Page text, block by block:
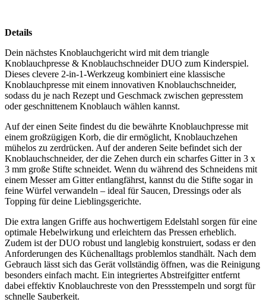
Details
Dein nächstes Knoblauchgericht wird mit dem triangle
Knoblauchpresse & Knoblauchschneider DUO zum Kinderspiel.
Dieses clevere 2-in-1-Werkzeug kombiniert eine klassische
Knoblauchpresse mit einem innovativen Knoblauchschneider,
sodass du je nach Rezept und Geschmack zwischen gepresstem
oder geschnittenem Knoblauch wählen kannst.
Auf der einen Seite findest du die bewährte Knoblauchpresse mit
einem großzügigen Korb, die dir ermöglicht, Knoblauchzehen
mühelos zu zerdrücken. Auf der anderen Seite befindet sich der
Knoblauchschneider, der die Zehen durch ein scharfes Gitter in 3 x
3 mm große Stifte schneidet. Wenn du während des Schneidens mit
einem Messer am Gitter entlangfährst, kannst du die Stifte sogar in
feine Würfel verwandeln – ideal für Saucen, Dressings oder als
Topping für deine Lieblingsgerichte.
Die extra langen Griffe aus hochwertigem Edelstahl sorgen für eine
optimale Hebelwirkung und erleichtern das Pressen erheblich.
Zudem ist der DUO robust und langlebig konstruiert, sodass er den
Anforderungen des Küchenalltags problemlos standhält. Nach dem
Gebrauch lässt sich das Gerät vollständig öffnen, was die Reinigung
besonders einfach macht. Ein integriertes Abstreifgitter entfernt
dabei effektiv Knoblauchreste von den Pressstempeln und sorgt für
schnelle Sauberkeit.